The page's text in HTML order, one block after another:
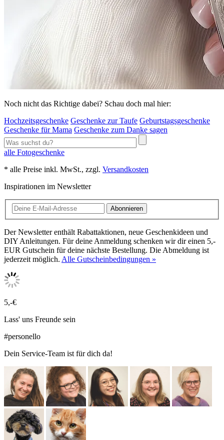
Noch nicht das Richtige dabei? Schau doch mal hier:
Hochzeitsgeschenke Geschenke zur Taufe Geburtstagsgeschenke
Geschenke für Mama Geschenke zum Danke sagen
alle Fotogeschenke
* alle Preise inkl. MwSt., zzgl. Versandkosten
Inspirationen im Newsletter
Abonnieren
Der Newsletter enthält Rabattaktionen, neue Geschenkideen und
DIY Anleitungen. Für deine Anmeldung schenken wir dir einen 5,-
EUR Gutschein für deine nächste Bestellung. Die Abmeldung ist
jederzeit möglich. Alle Gutscheinbedingungen »
5,-€
Lass' uns Freunde sein
#personello
Dein Service-Team ist für dich da!